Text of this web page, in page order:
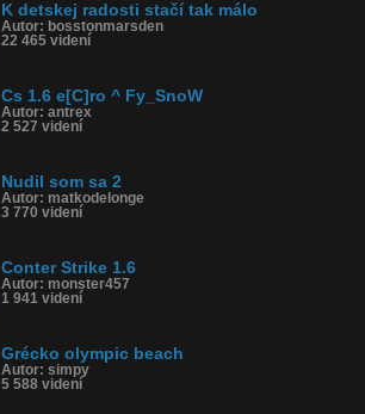
K detskej radosti stačí tak málo
Autor: bosstonmarsden
22 465 videní
Cs 1.6 e[C]ro ^ Fy_SnoW
Autor: antrex
2 527 videní
Nudil som sa 2
Autor: matkodelonge
3 770 videní
Conter Strike 1.6
Autor: monster457
1 941 videní
Grécko olympic beach
Autor: simpy
5 588 videní